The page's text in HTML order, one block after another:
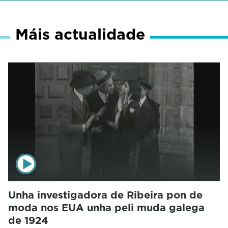
Máis actualidade
Unha investigadora de Ribeira pon de
moda nos EUA unha peli muda galega
de 1924